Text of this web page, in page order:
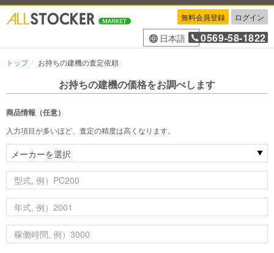
無料会員登録 ログイン
日本語 0569-58-1822
トップ お持ちの建機の査定依頼
お持ちの建機の価格をお調べします
商品情報（任意）
入力項目が多いほど、査定の精度は高くなります。